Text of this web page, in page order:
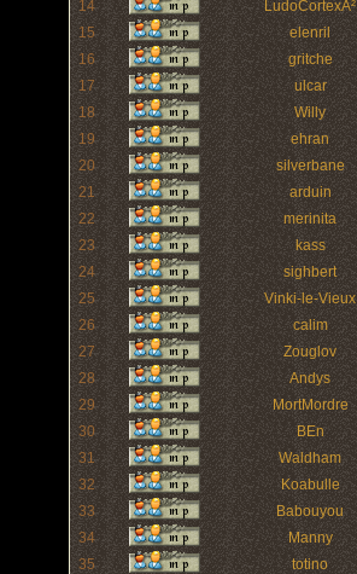
14
LudoCortexÂ²
15
elenril
16
gritche
17
ulcar
18
Willy
19
ehran
20
silverbane
21
arduin
22
merinita
23
kass
24
sighbert
25
Vinki-le-Vieux
26
calim
27
Zouglov
28
Andys
29
MortMordre
30
BEn
31
Waldham
32
Koabulle
33
Babouyou
34
Manny
35
totino